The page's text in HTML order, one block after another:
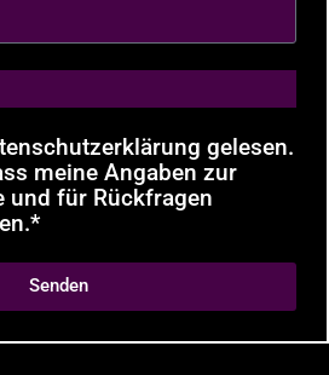
gelesen.
meine Angaben zur
und für Rückfragen
Senden